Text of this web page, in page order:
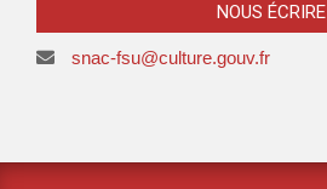
NOUS ÉCRIRE
snac-fsu@culture.gouv.fr